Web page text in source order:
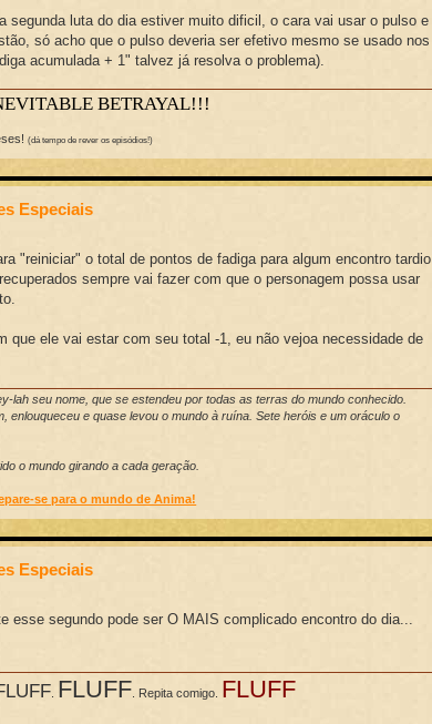
segunda luta do dia estiver muito dificil, o cara vai usar o pulso e
só acho que o pulso deveria ser efetivo mesmo se usado nos
acumulada + 1" talvez já resolva o problema).
BETRAYAL!!!
(dá tempo de rever os episódios!)
Especiais
"reiniciar" o total de pontos de fadiga para algum encontro tardio
sempre vai fazer com que o personagem possa usar
que ele vai estar com seu total -1, eu não vejoa necessidade de
lah seu nome, que se estendeu por todas as terras do mundo conhecido.
enlouqueceu e quase levou o mundo à ruína. Sete heróis e um oráculo o
o mundo girando a cada geração.
se para o mundo de Anima!
Especiais
esse segundo pode ser O MAIS complicado encontro do dia...
. FLUFF. Repita comigo. FLUFF